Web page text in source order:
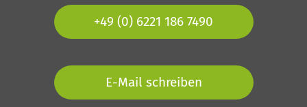
+49 (0) 6221 186 7490
E-Mail schreiben